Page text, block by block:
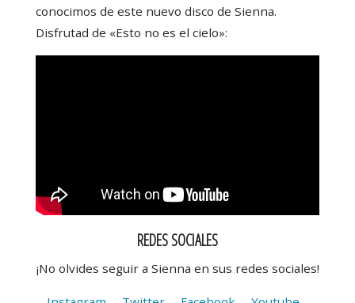
conocimos de este nuevo disco de Sienna.
Disfrutad de «Esto no es el cielo»:
REDES SOCIALES
¡No olvides seguir a Sienna en sus redes sociales!